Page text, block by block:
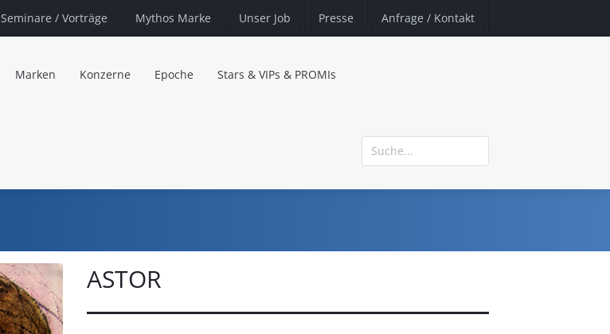
Seminare / Vorträge Mythos Marke Unser Job Presse Anfrage / Kontakt
Marken Konzerne Epoche Stars & VIPs & PROMIs
ASTOR